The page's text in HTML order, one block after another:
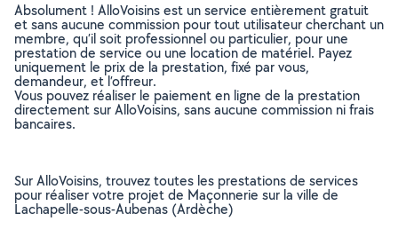
Absolument ! AlloVoisins est un service entièrement gratuit
et sans aucune commission pour tout utilisateur cherchant un
membre, qu’il soit professionnel ou particulier, pour une
prestation de service ou une location de matériel. Payez
uniquement le prix de la prestation, fixé par vous,
demandeur, et l’offreur.
Vous pouvez réaliser le paiement en ligne de la prestation
directement sur AlloVoisins, sans aucune commission ni frais
bancaires.
Sur AlloVoisins, trouvez toutes les prestations de services
pour réaliser votre projet de Maçonnerie sur la ville de
Lachapelle-sous-Aubenas (Ardèche)